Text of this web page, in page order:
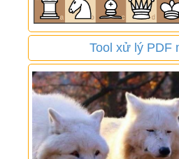
Tool xử lý PDF